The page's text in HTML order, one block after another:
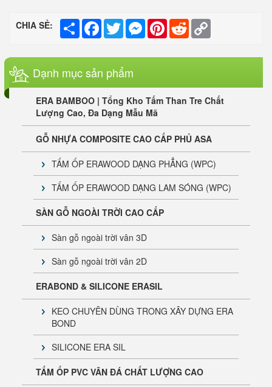
CHIA SẺ: Share Facebook
TwitterMessenger
PinterestReddit
Dạnh mục sản phẩm
ERA BAMBOO | Tổng Kho Tấm Than Tre Chất
Lượng Cao, Đa Dạng Mẫu Mã
GỖ NHỰA COMPOSITE CAO CẤP PHỦ ASA
TẤM ỐP ERAWOOD DẠNG PHẲNG (WPC)
TẤM ỐP ERAWOOD DẠNG LAM SÓNG (WPC)
SÀN GỖ NGOÀI TRỜI CAO CẤP
Sàn gỗ ngoài trời vân 3D
Sàn gỗ ngoài trời vân 2D
ERABOND & SILICONE ERASIL
KEO CHUYÊN DÙNG TRONG XÂY DỰNG ERA
BOND
SILICONE ERA SIL
TẤM ỐP PVC VÂN ĐÁ CHẤT LƯỢNG CAO
Tấm Cemboard ERA Chính Hãng | Báo Giá & Phân
Phối Toàn Quốc